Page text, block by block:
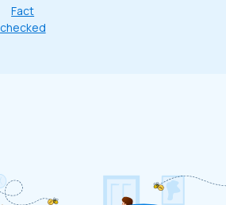
Fact
checked